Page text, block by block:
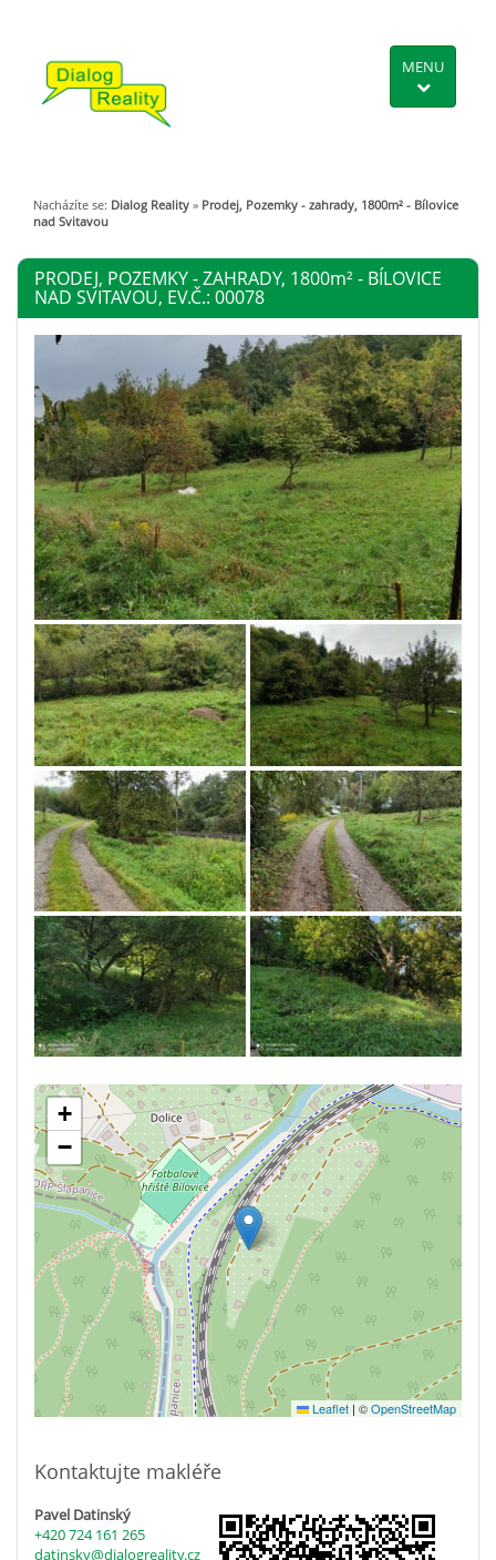
MENU
Nacházíte se: Dialog Reality » Prodej, Pozemky - zahrady, 1800m² - Bílovice
nad Svitavou
PRODEJ, POZEMKY - ZAHRADY, 1800m²- BÍLOVICE
NAD SVITAVOU, EV.Č.: 00078
+
−
Leaflet | ©OpenStreetMap
Kontaktujte makléře
Pavel Datinský
+420 724 161 265
datinsky@dialogreality.cz